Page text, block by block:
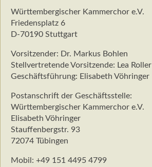
Württembergischer Kammerchor e.V.
Friedensplatz 6
D-70190 Stuttgart
Vorsitzender: Dr. Markus Bohlen
Stellvertretende Vorsitzende: Lea Roller
Geschäftsführung: Elisabeth Vöhringer
Postanschrift der Geschäftsstelle:
Württembergischer Kammerchor e.V.
Elisabeth Vöhringer
Stauffenbergstr. 93
72074 Tübingen
Mobil: +49 151 4495 4799